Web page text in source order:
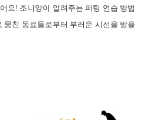
요 ! 조니양이 알려주는 퍼팅 연습 방법
뭉친 동료들로부터 부러운 시선을 받을